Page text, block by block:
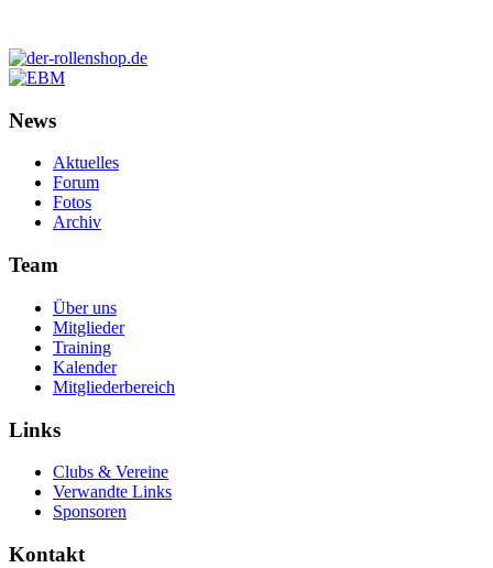
News
Aktuelles
Forum
Fotos
Archiv
Team
Über uns
Mitglieder
Training
Kalender
Mitgliederbereich
Links
Clubs & Vereine
Verwandte Links
Sponsoren
Kontakt